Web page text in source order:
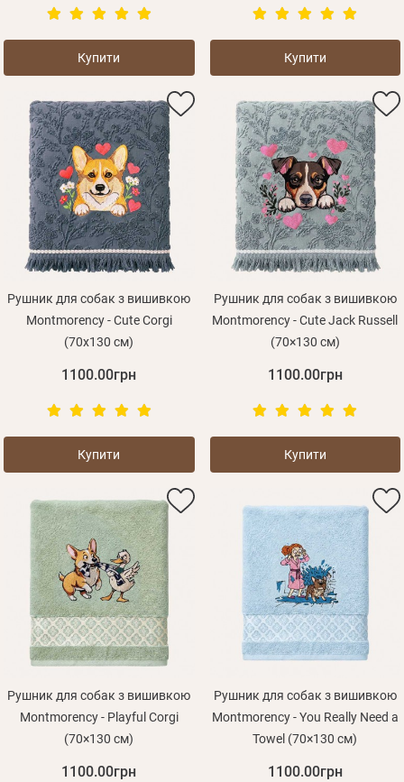
Купити Купити
Рушник для собак з вишивкою
Montmorency - Cute Corgi
(70х130 см)
1100.00грн
Купити
Рушник для собак з вишивкою
Montmorency - Cute Jack Russell
(70×130 см)
1100.00грн
Купити
Рушник для собак з вишивкою
Montmorency - Playful Corgi
(70×130 см)
1100.00грн
Рушник для собак з вишивкою
Montmorency - You Really Need a
Towel (70×130 см)
1100.00грн